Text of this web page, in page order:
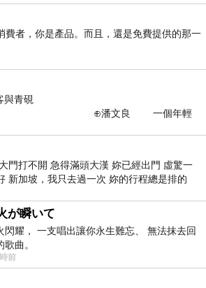
費者，你是產品。而且，還是免費提供的那一
青硯
一個年輕
門打不開 急得滿頭大漢 妳已經出門 虛驚一
新加坡，我只去過一次 妳的行程總是排的
が瞬いて
閃耀， 一支唱出讓你永生難忘、 無法抹去回
歌曲。
前